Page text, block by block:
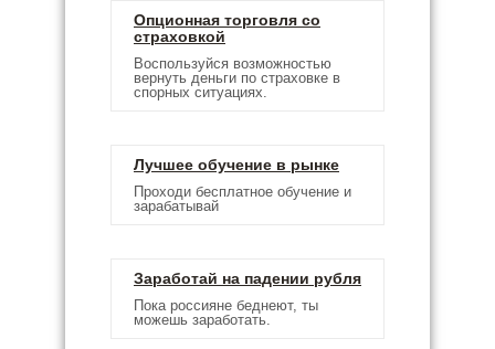
Опционная торговля со
страховкой
Воспользуйся возможностью
вернуть деньги по страховке в
спорных ситуациях.
Лучшее обучение в рынке
Проходи бесплатное обучение и
зарабатывай
Заработай на падении рубля
Пока россияне беднеют, ты
можешь заработать.